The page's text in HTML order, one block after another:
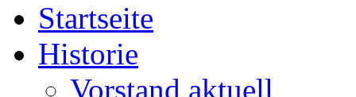
Startseite
Historie
Vorstand aktuell